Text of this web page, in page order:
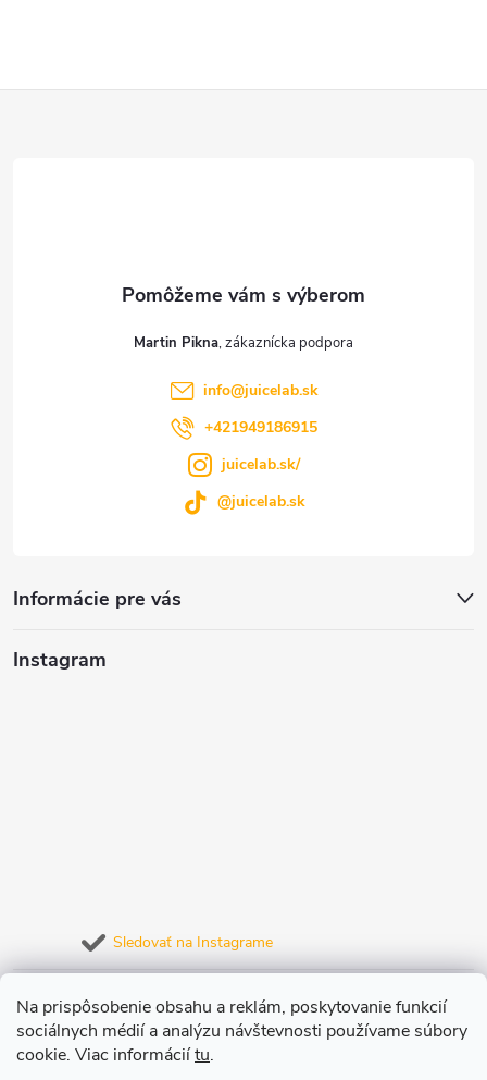
Na prispôsobenie obsahu a reklám, poskytovanie funkcií
sociálnych médií a analýzu návštevnosti používame súbory
cookie. Viac informáciítu.
Informácie pre vás
Martin Pikna
info@juicelab.sk
+421949186915
juicelab.sk/
@juicelab.sk
Instagram
Sledovať na Instagrame
Prijímame online platby